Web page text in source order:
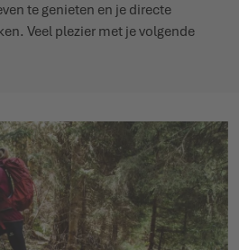
te genieten en je directe
Veel plezier met je volgende